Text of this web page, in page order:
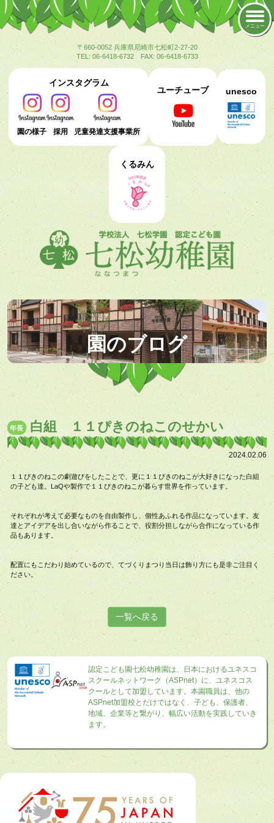
〒660-0052 兵庫県尼崎市七松町2-27-20
TEL: 06-6418-6732 FAX: 06-6418-6733
インスタグラム
園の様子 採用 児童発達支援事業所
ユーチューブ unesco
くるみん
メニュー
園のブログ
年長 白組 １１ぴきのねこのせかい
2024.02.06
１１ぴきのねこの劇遊びをしたことで、更に１１ぴきのねこが大好きになった白組
の子ども達。LaQや製作で１１ぴきのねこが暮らす世界を作っています。
それぞれが考えて必要なものを自由製作し、個性あふれる作品になっています。友
達とアイデアを出し合いながら作ることで、役割分担しながら合作になっている作
品もあります。
配置にもこだわり始めているので、てづくりまつり当日は飾り方にも是非ご注目く
ださい。
一覧へ戻る
認定こども園七松幼稚園は、日本におけるユネスコ
スクールネットワーク（ASPnet）に、ユネスコス
クールとして加盟しています。本園職員は、他の
ASPnet加盟校とだけではなく、子ども、保護者、
地域、企業等と繋がり、幅広い活動を実践していき
ます。